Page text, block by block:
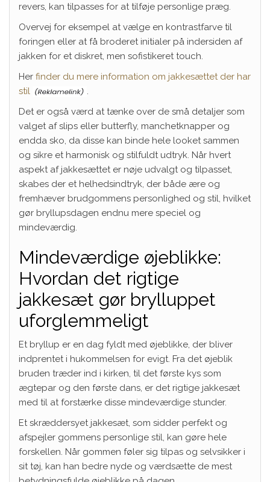
revers, kan tilpasses for at tilføje personlige præg.
Overvej for eksempel at vælge en kontrastfarve til
foringen eller at få broderet initialer på indersiden af
jakken for et diskret, men sofistikeret touch.
Her finder du mere information om jakkesættet der har
stil
.
Det er også værd at tænke over de små detaljer som
valget af slips eller butterfly, manchetknapper og
endda sko, da disse kan binde hele looket sammen
og sikre et harmonisk og stilfuldt udtryk. Når hvert
aspekt af jakkesættet er nøje udvalgt og tilpasset,
skabes der et helhedsindtryk, der både ære og
fremhæver brudgommens personlighed og stil, hvilket
gør bryllupsdagen endnu mere speciel og
mindeværdig.
Mindeværdige øjeblikke:
Hvordan det rigtige
jakkesæt gør brylluppet
uforglemmeligt
Et bryllup er en dag fyldt med øjeblikke, der bliver
indprentet i hukommelsen for evigt. Fra det øjeblik
bruden træder ind i kirken, til det første kys som
ægtepar og den første dans, er det rigtige jakkesæt
med til at forstærke disse mindeværdige stunder.
Et skræddersyet jakkesæt, som sidder perfekt og
afspejler gommens personlige stil, kan gøre hele
forskellen. Når gommen føler sig tilpas og selvsikker i
sit tøj, kan han bedre nyde og værdsætte de mest